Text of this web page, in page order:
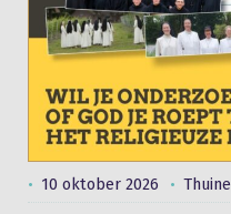
10 oktober 2026 Thuine